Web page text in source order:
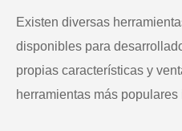
Existen diversas
disponibles para
propias características y
herramientas más populares